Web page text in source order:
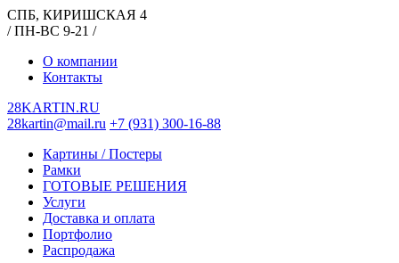
СПБ, КИРИШСКАЯ 4
/ ПН-ВС 9-21 /
О компании
Контакты
28KARTIN.RU
28kartin@mail.ru +7 (931) 300-16-88
Картины / Постеры
Рамки
ГОТОВЫЕ РЕШЕНИЯ
Услуги
Доставка и оплата
Портфолио
Распродажа